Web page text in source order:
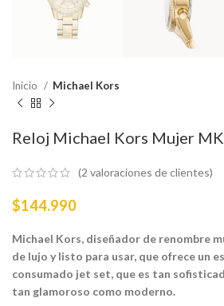
Inicio Michael Kors
Reloj Michael Kors Mujer
(2 valoraciones de clientes)
$144.990
Michael Kors, diseñador de renombre
de lujo y listo para usar, que ofrece un
consumado jet set, que es tan
tan glamoroso como moderno.